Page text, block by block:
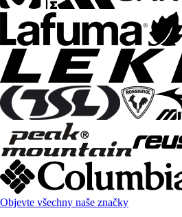
Objevte všechny naše značky